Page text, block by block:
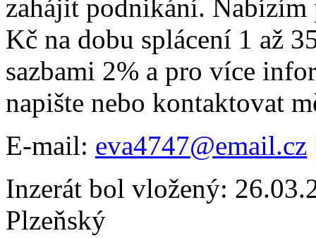
zahájit podnikání.
Kč na dobu splácení 1 až
sazbami 2% a pro více
napište nebo kontaktovat
E-mail: eva4747@email.cz
Inzerát bol vložený:
Plzeňský